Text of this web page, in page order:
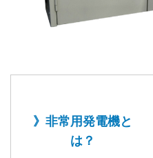
》非常用発電機と
は？